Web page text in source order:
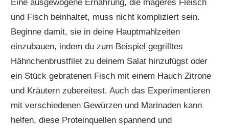
Eine ausgewogene Ernährung, die mageres Fleisch
und Fisch beinhaltet, muss nicht kompliziert sein.
Beginne damit, sie in deine Hauptmahlzeiten
einzubauen, indem du zum Beispiel gegrilltes
Hähnchenbrustfilet zu deinem Salat hinzufügst oder
ein Stück gebratenen Fisch mit einem Hauch Zitrone
und Kräutern zubereitest. Auch das Experimentieren
mit verschiedenen Gewürzen und Marinaden kann
helfen, diese Proteinquellen spannend und